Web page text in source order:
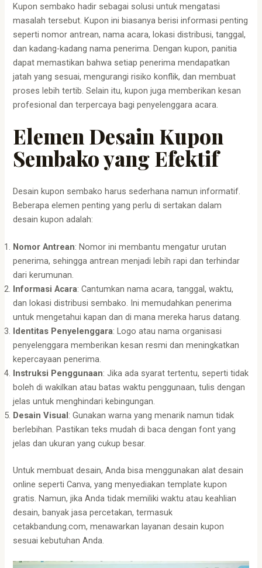
Kupon sembako hadir sebagai solusi untuk mengatasi
masalah tersebut. Kupon ini biasanya berisi informasi penting
seperti nomor antrean, nama acara, lokasi distribusi, tanggal,
dan kadang-kadang nama penerima. Dengan kupon, panitia
dapat memastikan bahwa setiap penerima mendapatkan
jatah yang sesuai, mengurangi risiko konflik, dan membuat
proses lebih tertib. Selain itu, kupon juga memberikan kesan
profesional dan terpercaya bagi penyelenggara acara.
Elemen Desain Kupon
Sembako yang Efektif
Desain kupon sembako harus sederhana namun informatif.
Beberapa elemen penting yang perlu di sertakan dalam
desain kupon adalah:
Nomor Antrean: Nomor ini membantu mengatur urutan
penerima, sehingga antrean menjadi lebih rapi dan terhindar
dari kerumunan.
Informasi Acara: Cantumkan nama acara, tanggal, waktu,
dan lokasi distribusi sembako. Ini memudahkan penerima
untuk mengetahui kapan dan di mana mereka harus datang.
Identitas Penyelenggara: Logo atau nama organisasi
penyelenggara memberikan kesan resmi dan meningkatkan
kepercayaan penerima.
Instruksi Penggunaan: Jika ada syarat tertentu, seperti tidak
boleh di wakilkan atau batas waktu penggunaan, tulis dengan
jelas untuk menghindari kebingungan.
Desain Visual: Gunakan warna yang menarik namun tidak
berlebihan. Pastikan teks mudah di baca dengan font yang
jelas dan ukuran yang cukup besar.
Untuk membuat desain, Anda bisa menggunakan alat desain
online seperti Canva, yang menyediakan template kupon
gratis. Namun, jika Anda tidak memiliki waktu atau keahlian
desain, banyak jasa percetakan, termasuk
cetakbandung.com, menawarkan layanan desain kupon
sesuai kebutuhan Anda.